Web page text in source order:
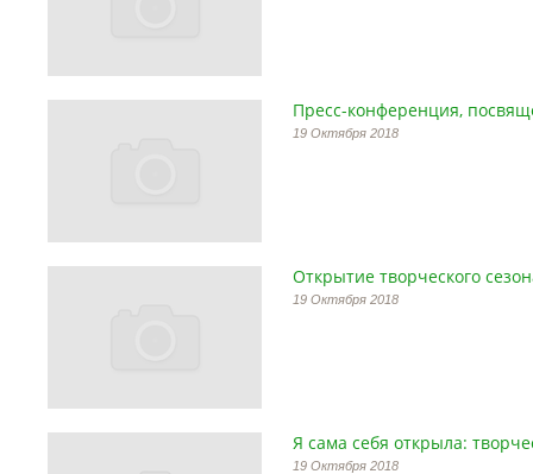
Пресс-конференция,
19 Октября 2018
Открытие творческого
19 Октября 2018
Я сама себя открыла:
19 Октября 2018